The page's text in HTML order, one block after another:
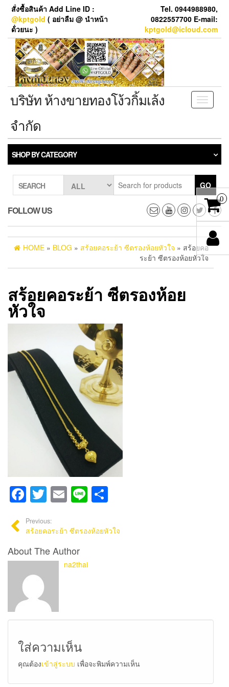
Skip
content
สั่งซื้อสินค้า Add Line ID :
@kptgold ( อย่าลืม @ นำหน้า
ด้่วยนะ )
Tel. 0944988980,
0822557700 E-mail:
kptgold@icloud.com
Toggle
บริษัท ห้างขายทองโง้วกิ้มเล้ง
จำกัด
SHOP BY CATEGORY
SEARCH GO
FOLLOW US
HOME » BLOG » สร้อยคอระย้า ซีตรองห้อยหัวใจ » สร้อยคอ
ระย้า ซีตรองห้อยหัวใจ
สร้อยคอระย้า ซีตรองห้อย
หัวใจ
Facebook
Twitter
Email
Line
Previous:
สร้อยคอระย้า ซีตรองห้อยหัวใจ
About The Author
na2thai
ใส่ความเห็น
คุณต้องเข้าสู่ระบบ เพื่อจะพิมพ์ความเห็น
0